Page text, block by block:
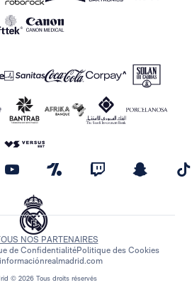
© 2026 Tous droits réservés
NOS PARTENAIRES
de ConfidentialitéPolitique des Cookies
realmadrid.com